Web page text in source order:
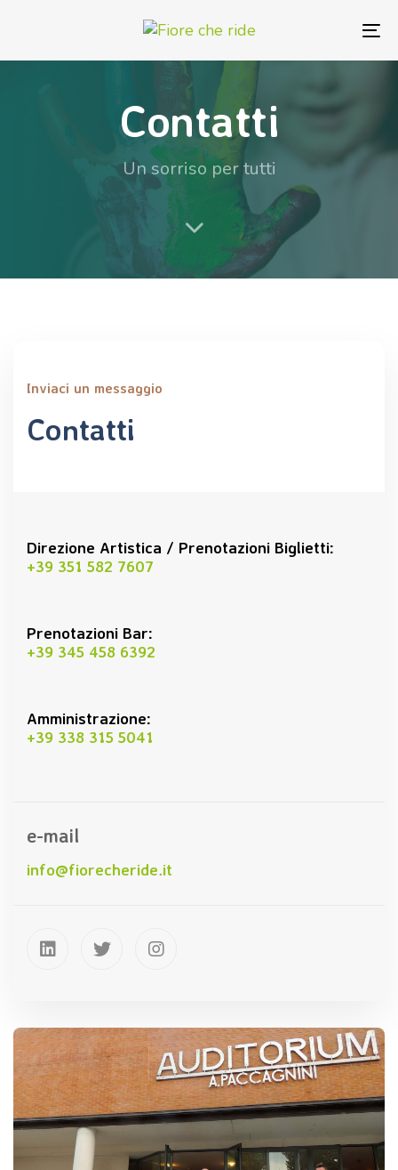
primary
Contatti
Un sorriso per tutti
Inviaci un messaggio
Contatti
Direzione Artistica / Prenotazioni Biglietti:
+39 351 582 7607
Prenotazioni Bar:
+39 345 458 6392
Amministrazione:
+39 338 315 5041
e-mail
info@fiorecheride.it